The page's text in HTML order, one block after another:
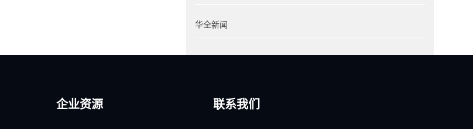
华全新闻
企业资源 联系我们